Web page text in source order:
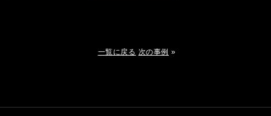
一覧に戻る 次の事例 »